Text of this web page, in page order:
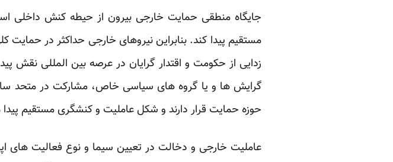
جایگاه منطقی حمایت خارجی بیرون از حیطه کنش داخلی
مستقیم پیدا کند. بنابراین نیروهای خارجی حداکثر در
زدایی از حکومت و اقتدار گرایان در عرصه بین المللی نقش
گرایش ها و یا گروه های سیاسی خاص، مشارکت در متحد
حوزه حمایت قرار دارند و شکل عاملیت و کنشگری مستقیم
عاملیت خارجی و دخالت در تعیین سیما و نوع فعالیت های